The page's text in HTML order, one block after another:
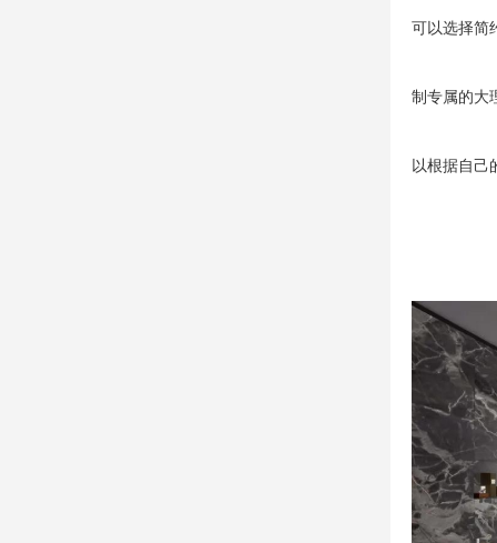
可以选择简
制专属的大
以根据自己